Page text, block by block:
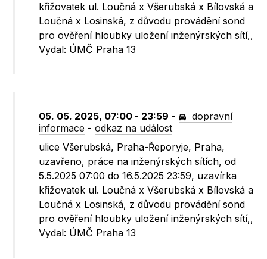
křižovatek ul. Loučná x Všerubská x Bílovská a
Loučná x Losinská, z důvodu provádění sond
pro ověření hloubky uložení inženýrských sítí,,
Vydal: ÚMČ Praha 13
05. 05. 2025, 07:00 - 23:59 -
dopravní
informace -odkaz na událost
ulice Všerubská, Praha-Řeporyje, Praha,
uzavřeno, práce na inženýrských sítích, od
5.5.2025 07:00 do 16.5.2025 23:59, uzavírka
křižovatek ul. Loučná x Všerubská x Bílovská a
Loučná x Losinská, z důvodu provádění sond
pro ověření hloubky uložení inženýrských sítí,,
Vydal: ÚMČ Praha 13